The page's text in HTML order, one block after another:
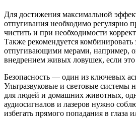
Для достижения максимальной
отпугивания необходимо регулярно
чистить и при необходимости
Также рекомендуется комбинировать
отпугивающими мерами, например,
внедрением живых ловушек, если
Безопасность — один из ключевых
Ультразвуковые и световые системы
для людей и домашних животных,
аудиосигналов и лазеров нужно
избегать прямого попадания в глаза